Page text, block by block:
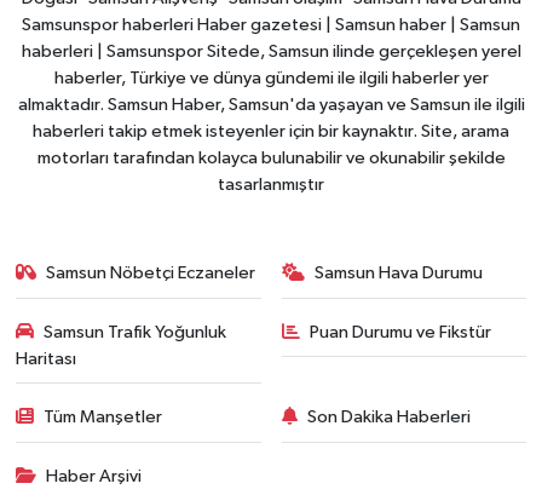
Samsunspor haberleri Haber gazetesi | Samsun haber | Samsun
haberleri | Samsunspor Sitede, Samsun ilinde gerçekleşen yerel
haberler, Türkiye ve dünya gündemi ile ilgili haberler yer
almaktadır. Samsun Haber, Samsun'da yaşayan ve Samsun ile ilgili
haberleri takip etmek isteyenler için bir kaynaktır. Site, arama
motorları tarafından kolayca bulunabilir ve okunabilir şekilde
tasarlanmıştır
Samsun Nöbetçi Eczaneler Samsun Hava Durumu
Samsun Trafik Yoğunluk
Haritası
Puan Durumu ve Fikstür
Tüm Manşetler Son Dakika Haberleri
Haber Arşivi